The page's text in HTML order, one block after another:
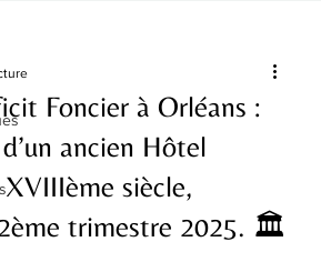
Foncier à Orléans :
ancien Hôtel
siècle,
trimestre 2025. 🏛️